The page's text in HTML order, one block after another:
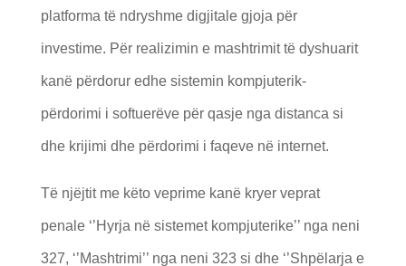
platforma të ndryshme digjitale gjoja për
investime. Për realizimin e mashtrimit të dyshuarit
kanë përdorur edhe sistemin kompjuterik-
përdorimi i softuerëve për qasje nga distanca si
dhe krijimi dhe përdorimi i faqeve në internet.
Të njëjtit me këto veprime kanë kryer veprat
penale ‘’Hyrja në sistemet kompjuterike’’ nga neni
327, ‘’Mashtrimi’’ nga neni 323 si dhe ‘’Shpëlarja e